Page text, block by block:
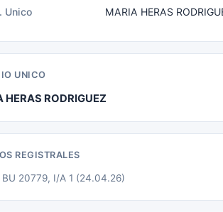
Unico MARIA HERAS
UNICO
HERAS RODRIGUEZ
REGISTRALES
BU 20779, I/A 1 (24.04.26)